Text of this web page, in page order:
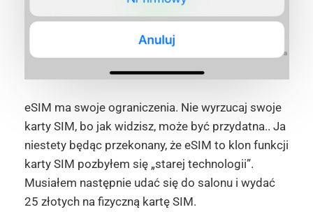
eSIM ma swoje ograniczenia. Nie wyrzucaj swoje
karty SIM, bo jak widzisz, może być przydatna.. Ja
niestety będąc przekonany, że eSIM to klon funkcji
karty SIM pozbyłem się „starej technologii”.
Musiałem następnie udać się do salonu i wydać
25 złotych na fizyczną kartę SIM.